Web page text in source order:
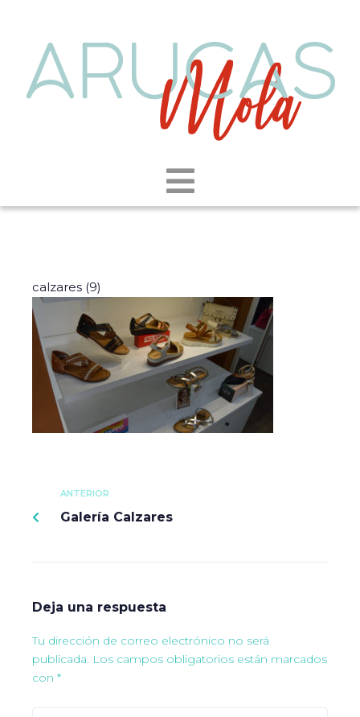
calzares (9)
ANTERIOR
Galería Calzares
Deja una respuesta
Tu dirección de correo electrónico no será
publicada. Los campos obligatorios están marcados
con *